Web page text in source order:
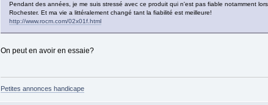
Pendant des années, je me suis stressé avec ce produit qui n'est pas fiable notamment
Rochester. Et ma vie a littéralement changé tant la fiabilité est meilleure!
http://www.rocm.com/02x01f.html
On peut en avoir en essaie?
Petites annonces handicape